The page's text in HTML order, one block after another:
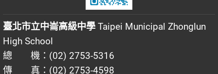
臺北市立中崙高級中學 Taipei Municipal Zhonglun
High School
總 機：(02) 2753-5316
傳 真：(02) 2753-4598